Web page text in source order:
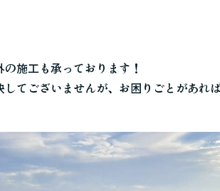
施工も承っております！
てございませんが、お困りごとがあれ